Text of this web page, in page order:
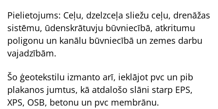
Pielietojums: Ceļu, dzelzceļa sliežu ceļu, drenāžas
sistēmu, ūdenskrātuvju būvniecībā, atkritumu
poligonu un kanālu būvniecībā un zemes darbu
vajadzībām.
Šo ģeotekstilu izmanto arī, ieklājot pvc un pib
plakanos jumtus, kā atdalošo slāni starp EPS,
XPS, OSB, betonu un pvc membrānu.